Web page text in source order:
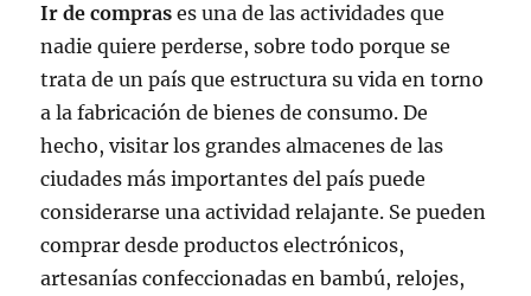
Ir de compras es una de las actividades que
nadie quiere perderse, sobre todo porque se
trata de un país que estructura su vida en torno
a la fabricación de bienes de consumo. De
hecho, visitar los grandes almacenes de las
ciudades más importantes del país puede
considerarse una actividad relajante. Se pueden
comprar desde productos electrónicos,
artesanías confeccionadas en bambú, relojes,